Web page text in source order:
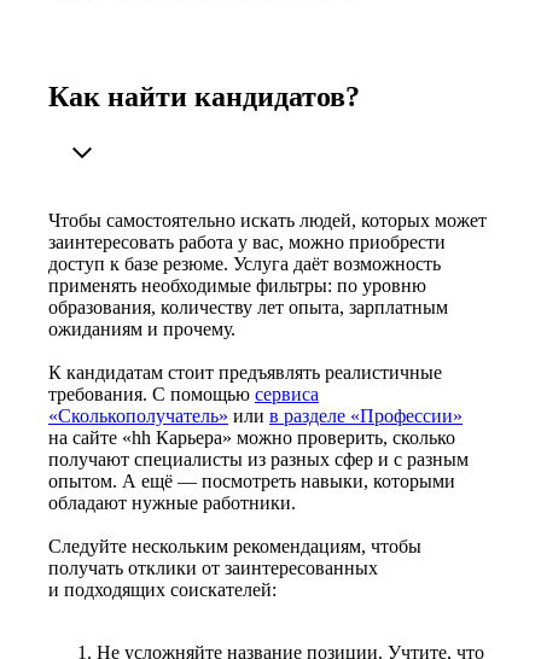
Как найти кандидатов?
Чтобы самостоятельно искать людей, которых может
заинтересовать работа у вас, можно приобрести
доступ к базе резюме. Услуга даёт возможность
применять необходимые фильтры: по уровню
образования, количеству лет опыта, зарплатным
ожиданиям и прочему.
К кандидатам стоит предъявлять реалистичные
требования. С помощью сервиса
«Сколькополучатель» или в разделе «Профессии»
на сайте «hh Карьера» можно проверить, сколько
получают специалисты из разных сфер и с разным
опытом. А ещё — посмотреть навыки, которыми
обладают нужные работники.
Следуйте нескольким рекомендациям, чтобы
получать отклики от заинтересованных
и подходящих соискателей:
Не усложняйте название позиции. Учтите, что